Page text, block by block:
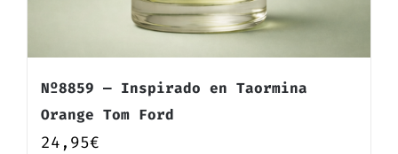
Nº8859 — Inspirado en Taormina
Orange Tom Ford
24,95€